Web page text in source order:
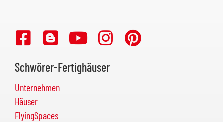
Schwörer-Fertighäuser
Unternehmen
Häuser
FlyingSpaces